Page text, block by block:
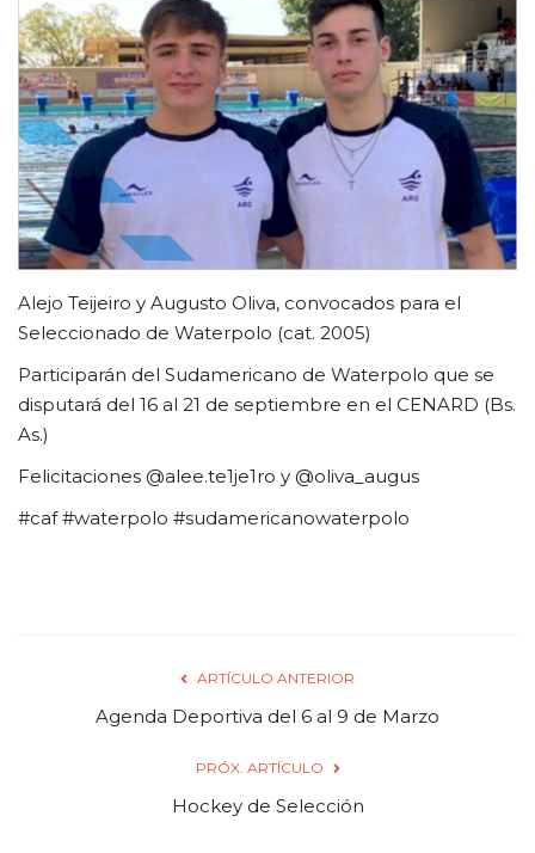
Sede Virtual
CLUB DE BENEFICIOS
FUTBOL INTERNO 2025
Contacto
Alejo Teijeiro y Augusto Oliva, convocados para el
Seleccionado de Waterpolo (cat. 2005)
Participarán del Sudamericano de Waterpolo que se
disputará del 16 al 21 de septiembre en el CENARD (Bs.
As.)
Felicitaciones @alee.te1je1ro y @oliva_augus
#caf #waterpolo #sudamericanowaterpolo
ARTÍCULO ANTERIOR
Agenda Deportiva del 6 al 9 de Marzo
PRÓX. ARTÍCULO
Hockey de Selección